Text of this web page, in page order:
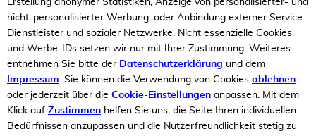
Erstellung anonymer Statistiken, Anzeige von personalisierter- und
nicht-personalisierter Werbung, oder Anbindung externer Service-
Dienstleister und sozialer Netzwerke. Nicht essenzielle Cookies
und Werbe-IDs setzen wir nur mit Ihrer Zustimmung. Weiteres
entnehmen Sie bitte der Datenschutzerklärung und dem
Impressum. Sie können die Verwendung von Cookies ablehnen
oder jederzeit über die Cookie-Einstellungen anpassen. Mit dem
Klick auf Zustimmen helfen Sie uns, die Seite Ihren individuellen
Bedürfnissen anzupassen und die Nutzerfreundlichkeit stetig zu